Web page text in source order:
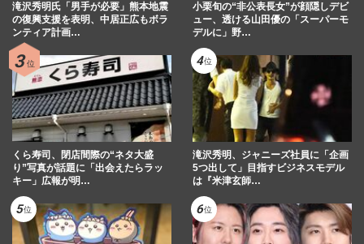
滝沢秀明氏「男手が必要」熊本地震
の復興支援を表明、中居正広もボラ
ンティア計画…
小栗旬の“非公表長女”が顔隠しデビ
ュー、透ける山田優の「スーパーモ
デルに」野…
くら寿司、閉店間際の“ネタ大盛
り”写真が話題に「出会えたらラッ
キー」広報が明…
滝沢秀明、ジャニーズ社員に「企画
5つ出して」目指すビジネスモデル
は『米津玄師…